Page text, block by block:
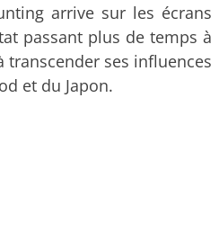
arrive sur les écrans
passant plus de temps à
transcender ses influences
et du Japon.